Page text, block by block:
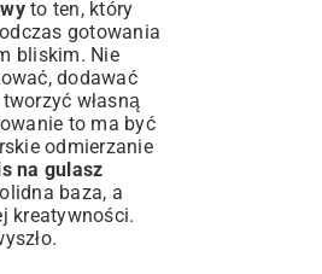
to ten, który
gotowania
bliskim. Nie
dodawać
własną
to ma być
odmierzanie
na gulasz
baza, a
kreatywności.